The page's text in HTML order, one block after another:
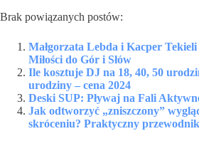
Brak powiązanych postów:
Małgorzata Lebda i Kacper
Miłości do Gór i Słów
Ile kosztuje DJ na 18, 40, 50
urodziny – cena 2024
Deski SUP: Pływaj na Fali
Jak odtworzyć „zniszczony”
skróceniu? Praktyczny przewodnik